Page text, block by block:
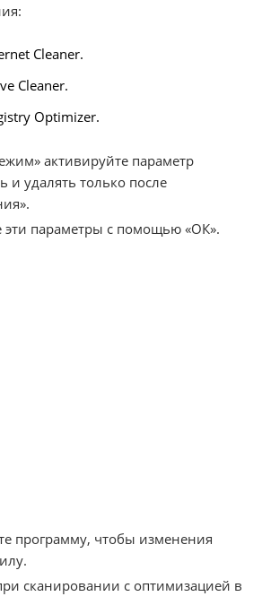
Cleaner.
Cleaner.
Optimizer.
активируйте параметр
и удалять только после
эти параметры с помощью «ОК».
программу, чтобы изменения
сканировании с оптимизацией в